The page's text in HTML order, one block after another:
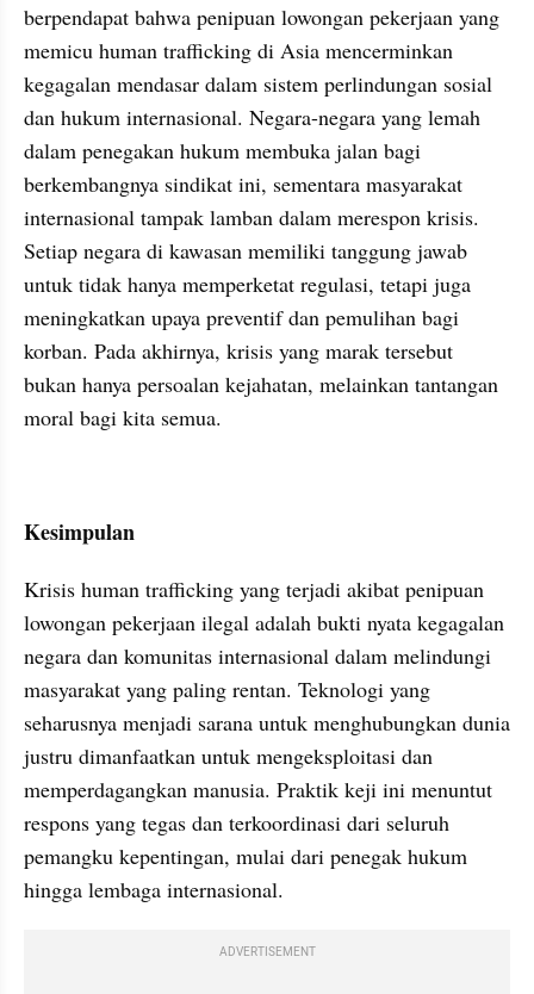
berpendapat bahwa penipuan lowongan pekerjaan yang
memicu human trafficking di Asia mencerminkan
kegagalan mendasar dalam sistem perlindungan sosial
dan hukum internasional. Negara-negara yang lemah
dalam penegakan hukum membuka jalan bagi
berkembangnya sindikat ini, sementara masyarakat
internasional tampak lamban dalam merespon krisis.
Setiap negara di kawasan memiliki tanggung jawab
untuk tidak hanya memperketat regulasi, tetapi juga
meningkatkan upaya preventif dan pemulihan bagi
korban. Pada akhirnya, krisis yang marak tersebut
bukan hanya persoalan kejahatan, melainkan tantangan
moral bagi kita semua.
Kesimpulan
Krisis human trafficking yang terjadi akibat penipuan
lowongan pekerjaan ilegal adalah bukti nyata kegagalan
negara dan komunitas internasional dalam melindungi
masyarakat yang paling rentan. Teknologi yang
seharusnya menjadi sarana untuk menghubungkan dunia
justru dimanfaatkan untuk mengeksploitasi dan
memperdagangkan manusia. Praktik keji ini menuntut
respons yang tegas dan terkoordinasi dari seluruh
pemangku kepentingan, mulai dari penegak hukum
hingga lembaga internasional.
ADVERTISEMENT